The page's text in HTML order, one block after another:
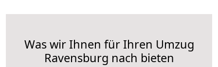
Was wir Ihnen für Ihren Umzug
Ravensburg nach bieten